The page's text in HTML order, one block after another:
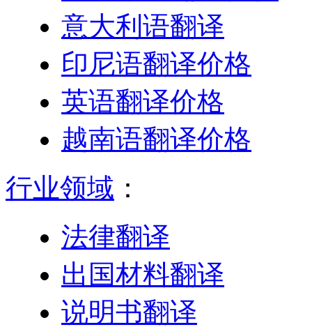
意大利语翻译
印尼语翻译价格
英语翻译价格
越南语翻译价格
行业领域 ：
法律翻译
出国材料翻译
说明书翻译